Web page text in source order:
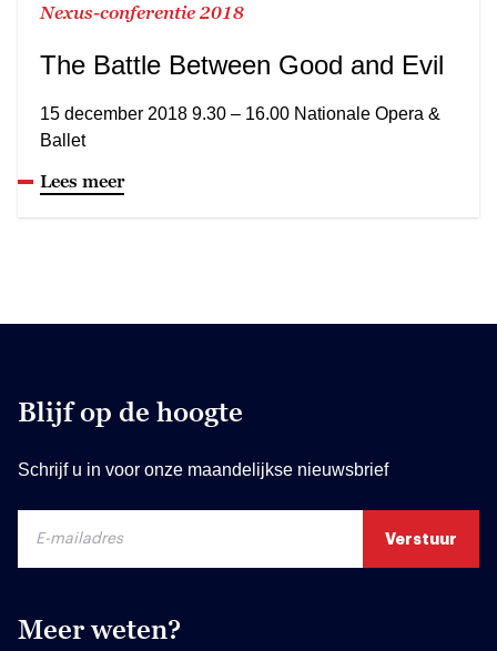
Nexus-conferentie 2018
The Battle Between Good and Evil
15 december 2018 9.30 – 16.00 Nationale Opera &
Ballet
Lees meer
Blijf op de hoogte
Schrijf u in voor onze maandelijkse nieuwsbrief
Meer weten?